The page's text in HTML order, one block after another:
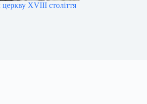
XVIII століття